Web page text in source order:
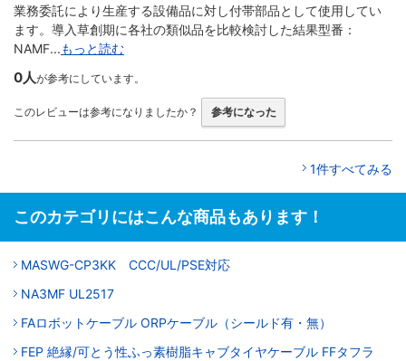
業務委託により生産する設備品に対し付帯部品として使用してい
ます。導入草創期に各社の類似品を比較検討した結果型番：
NAMF...もっと読む
0人が参考にしています。
このレビューは参考になりましたか？ 参考になった
1件すべてみる
このカテゴリにはこんな商品もあります！
MASWG-CP3KK CCC/UL/PSE対応
NA3MF UL2517
FAロボットケーブル ORPケーブル（シールド有・無）
FEP 絶縁/可とう性ふっ素樹脂キャブタイヤケーブル FFタフラ